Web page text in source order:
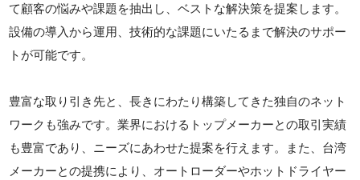
て顧客の悩みや課題を抽出し、ベストな解決策を提案します。
設備の導入から運用、技術的な課題にいたるまで解決のサポー
トが可能です。
豊富な取り引き先と、長きにわたり構築してきた独自のネット
ワークも強みです。業界におけるトップメーカーとの取引実績
も豊富であり、ニーズにあわせた提案を行えます。また、台湾
メーカーとの提携により、オートローダーやホットドライヤー